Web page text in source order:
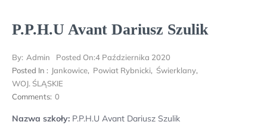
P.P.H.U Avant Dariusz Szulik
By: Admin Posted On:4 Października 2020
Posted In : Jankowice, Powiat Rybnicki, Świerklany,
WOJ. ŚLĄSKIE
Comments: 0
Nazwa szkoły: P.P.H.U Avant Dariusz Szulik